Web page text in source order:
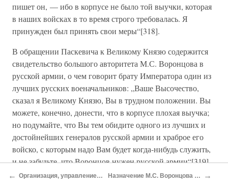
пишет он, — ибо в корпусе не было той выучки, которая
в наших войсках в то время строго требовалась. Я
принужден был принять свои меры“[318].
В обращении Паскевича к Великому Князю содержится
свидетельство большого авторитета М.С. Воронцова в
русской армии, о чем говорит брату Императора один из
лучших русских военачальников: „Ваше Высочество,
сказал я Великому Князю, Вы в трудном положении. Вы
можете, конечно, донести, что в корпусе плохая выучка;
но подумайте, что Вы тем обидите одного из лучших и
достойнейших генералов русской армии и храброе его
войско, с которым надо Вам будет когда-нибудь служить,
и не забудьте, что Воронцов нужен русской армии“[319].
На смотре М.С. Воронцов показал Великому Князю весь
← Организация, управление, снабжение корпуса Назначение М.С. Воронцова генерал-губернатором →